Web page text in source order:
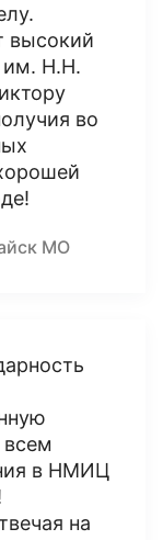
высокий
им. Н.Н.
во
МО
всем
в НМИЦ
на